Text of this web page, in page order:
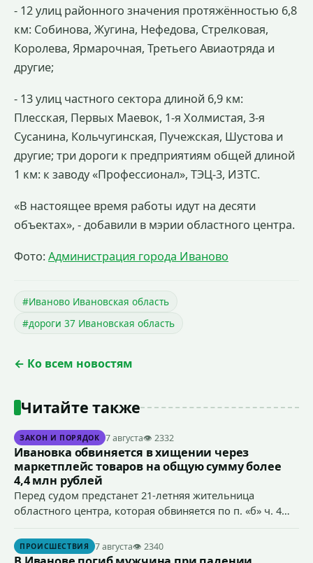
- 12 улиц районного значения протяжённостью 6,8
км: Собинова, Жугина, Нефедова, Стрелковая,
Королева, Ярмарочная, Третьего Авиаотряда и
другие;
- 13 улиц частного сектора длиной 6,9 км:
Плесская, Первых Маевок, 1-я Холмистая, 3-я
Сусанина, Кольчугинская, Пучежская, Шустова и
другие; три дороги к предприятиям общей длиной
1 км: к заводу «Профессионал», ТЭЦ-3, ИЗТС.
«В настоящее время работы идут на десяти
объектах», - добавили в мэрии областного центра.
Фото: Администрация города Иваново
#Иваново Ивановская область
#дороги 37 Ивановская область
← Ко всем новостям
Читайте также
ЗАКОН И ПОРЯДОК 7 августа👁 2332
Ивановка обвиняется в хищении через
маркетплейс товаров на общую сумму более
4,4 млн рублей
Перед судом предстанет 21-летняя жительница
областного центра, которая обвиняется по п. «б» ч. 4
сумму более 4,4 млн рублей через маркетплейс.
ПРОИСШЕСТВИЯ 7 августа👁 2340